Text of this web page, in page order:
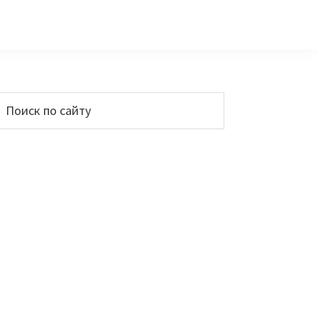
Основной